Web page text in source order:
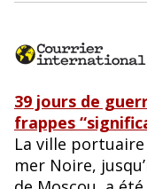
39 jours de
frappes
La ville
mer Noire,